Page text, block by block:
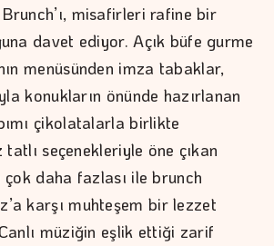
Brunch’ı, misafirleri rafine bir
davet ediyor. Açık büfe gurme
menüsünden imza tabaklar,
konukların önünde hazırlanan
çikolatalarla birlikte
seçenekleriyle öne çıkan
çok daha fazlası ile brunch
karşı muhteşem bir lezzet
müziğin eşlik ettiği zarif